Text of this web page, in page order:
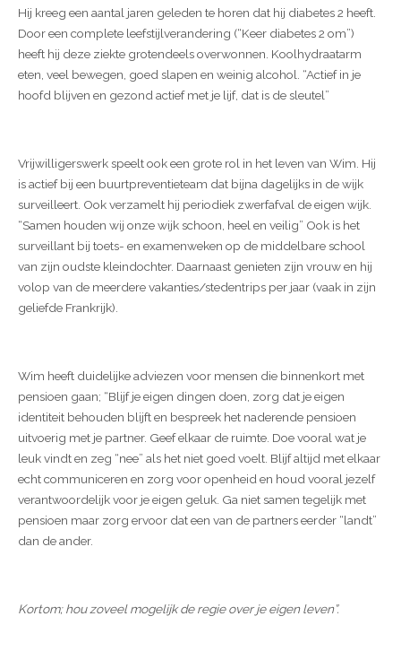
Hij kreeg een aantal jaren geleden te horen dat hij diabetes 2 heeft.
Door een complete leefstijlverandering (“Keer diabetes 2 om”)
heeft hij deze ziekte grotendeels overwonnen. Koolhydraatarm
eten, veel bewegen, goed slapen en weinig alcohol. “Actief in je
hoofd blijven en gezond actief met je lijf, dat is de sleutel”
Vrijwilligerswerk speelt ook een grote rol in het leven van Wim. Hij
is actief bij een buurtpreventieteam dat bijna dagelijks in de wijk
surveilleert. Ook verzamelt hij periodiek zwerfafval de eigen wijk.
“Samen houden wij onze wijk schoon, heel en veilig” Ook is het
surveillant bij toets- en examenweken op de middelbare school
van zijn oudste kleindochter. Daarnaast genieten zijn vrouw en hij
volop van de meerdere vakanties/stedentrips per jaar (vaak in zijn
geliefde Frankrijk).
Wim heeft duidelijke adviezen voor mensen die binnenkort met
pensioen gaan; “Blijf je eigen dingen doen, zorg dat je eigen
identiteit behouden blijft en bespreek het naderende pensioen
uitvoerig met je partner. Geef elkaar de ruimte. Doe vooral wat je
leuk vindt en zeg “nee” als het niet goed voelt. Blijf altijd met elkaar
echt communiceren en zorg voor openheid en houd vooral jezelf
verantwoordelijk voor je eigen geluk. Ga niet samen tegelijk met
pensioen maar zorg ervoor dat een van de partners eerder “landt”
dan de ander.
Kortom; hou zoveel mogelijk de regie over je eigen leven”.